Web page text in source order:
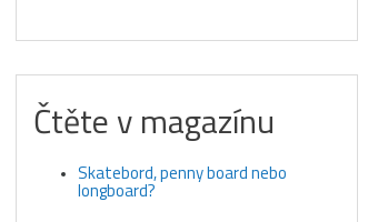
Čtěte v magazínu
Skatebord, penny board nebo
longboard?